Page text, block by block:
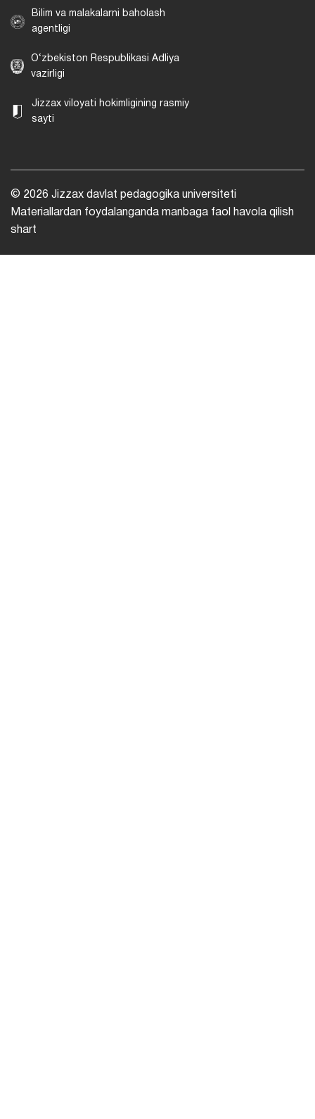
Bilim va malakalarni baholash
agentligi
O‘zbekiston Respublikasi Adliya
vazirligi
Jizzax viloyati hokimligining rasmiy
sayti
© 2026 Jizzax davlat pedagogika universiteti
Materiallardan foydalanganda manbaga faol havola qilish
shart